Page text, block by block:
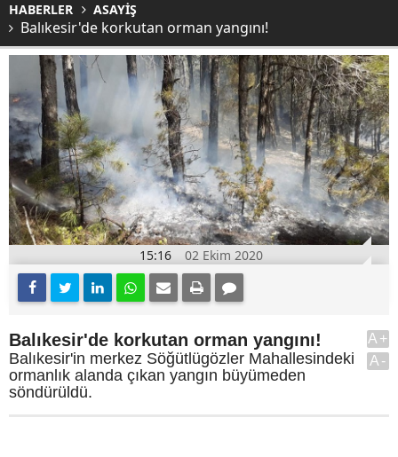
HABERLER ASAYİŞ
Balıkesir'de korkutan orman yangını!
15:16 02 Ekim 2020
Balıkesir'de korkutan orman yangını!
Balıkesir'in merkez Söğütlügözler Mahallesindeki
ormanlık alanda çıkan yangın büyümeden
söndürüldü.
A+
A-